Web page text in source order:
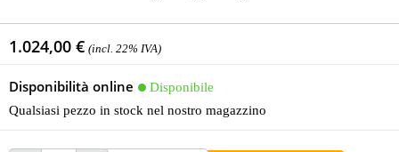
1.024,00 € (incl. 22% IVA)
Disponibilità online
Disponibile
Qualsiasi pezzo in stock nel nostro magazzino